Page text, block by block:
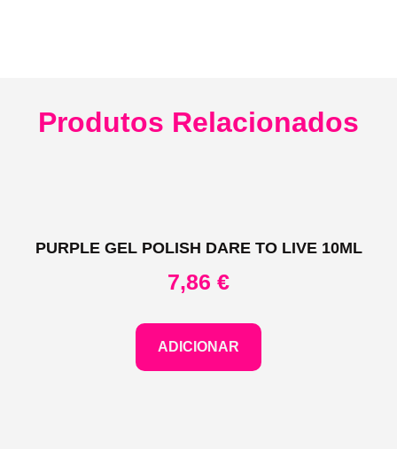
Produtos Relacionados
PURPLE GEL POLISH DARE TO LIVE 10ML
7,86 €
ADICIONAR